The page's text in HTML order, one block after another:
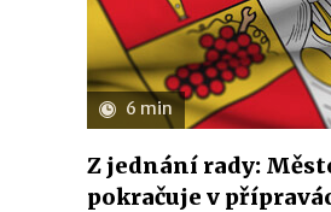
6 min
Z jednání rady:
pokračuje v